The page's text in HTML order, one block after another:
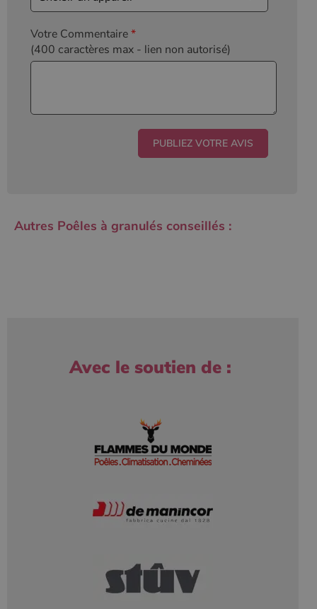
Votre Commentaire*
(400 caractères max - lien non autorisé)
Autres Poêles à granulés conseillés :
Avec le soutien de :